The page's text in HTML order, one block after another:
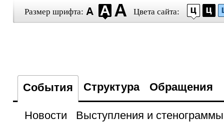
Размер шрифта: Цвета сайта:
События Структура Обращения
Новости
Выступления и стенограммы